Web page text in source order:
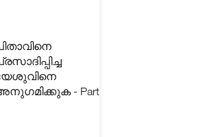
- Part